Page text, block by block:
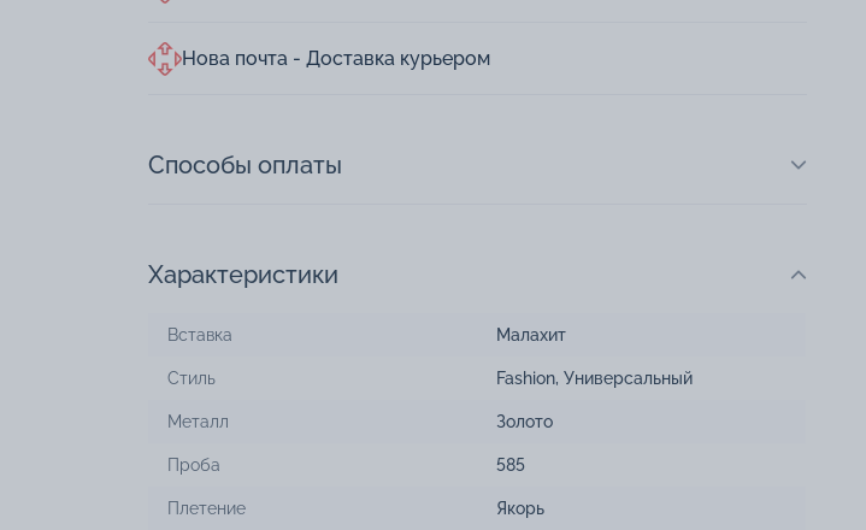
Нова почта - Доставка курьером
Способы оплаты
Характеристики
Вставка Малахит
Стиль Fashion, Универсальный
Металл Золото
Проба 585
Плетение Якорь